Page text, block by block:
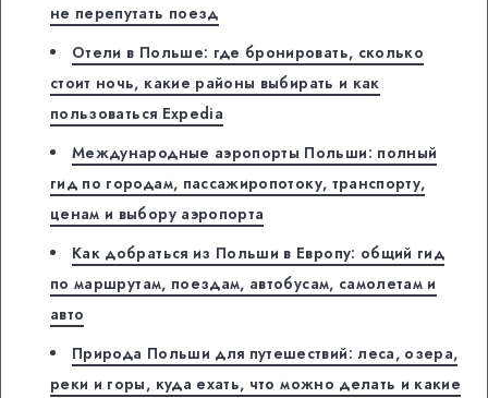
не перепутать поезд
Отели в Польше: где бронировать, сколько
стоит ночь, какие районы выбирать и как
пользоваться Expedia
Международные аэропорты Польши: полный
гид по городам, пассажиропотоку, транспорту,
ценам и выбору аэропорта
Как добраться из Польши в Европу: общий гид
по маршрутам, поездам, автобусам, самолетам и
авто
Природа Польши для путешествий: леса, озера,
реки и горы, куда ехать, что можно делать и какие